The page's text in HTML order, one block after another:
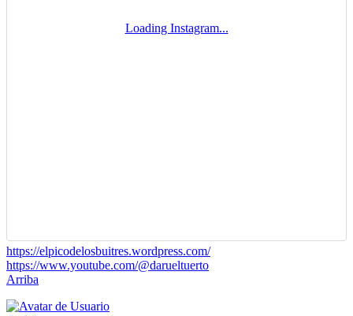
https://elpicodelosbuitres.wordpress.com/
https://www.youtube.com/@darueltuerto
Arriba